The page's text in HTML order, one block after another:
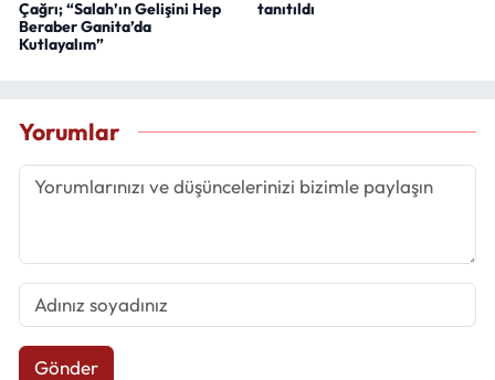
Çağrı; “Salah’ın Gelişini Hep
Beraber Ganita’da
Kutlayalım”
tanıtıldı
Yorumlar
Gönder